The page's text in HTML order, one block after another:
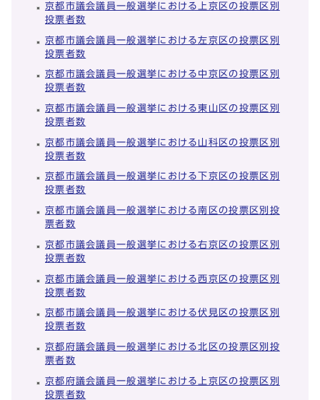
京都市議会議員一般選挙における上京区の投票区別
投票者数
京都市議会議員一般選挙における左京区の投票区別
投票者数
京都市議会議員一般選挙における中京区の投票区別
投票者数
京都市議会議員一般選挙における東山区の投票区別
投票者数
京都市議会議員一般選挙における山科区の投票区別
投票者数
京都市議会議員一般選挙における下京区の投票区別
投票者数
京都市議会議員一般選挙における南区の投票区別投
票者数
京都市議会議員一般選挙における右京区の投票区別
投票者数
京都市議会議員一般選挙における西京区の投票区別
投票者数
京都市議会議員一般選挙における伏見区の投票区別
投票者数
京都府議会議員一般選挙における北区の投票区別投
票者数
京都府議会議員一般選挙における上京区の投票区別
投票者数